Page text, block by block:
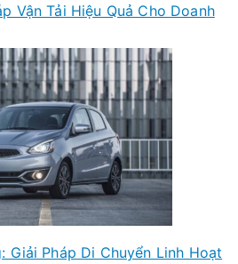
Vận Tải Hiệu Quả Cho Doanh
Giải Pháp Di Chuyển Linh Hoạt